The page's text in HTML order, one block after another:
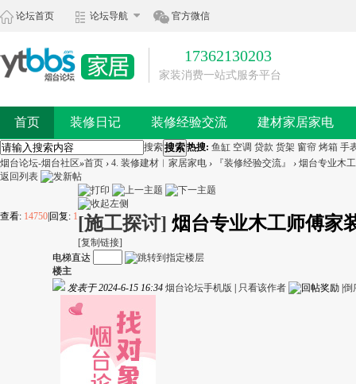
论坛首页 论坛导航 官方微信
17362130203
家装消费一站式服务平台
首页 装修日记 装修经验交流 建材家居家电
搜索搜索热搜: 鱼缸 空调 贷款 货架 窗帘 烤箱 手
烟台论坛-烟台社区»首页 › 4. 装修建材︱家居家电 › 『装修经验交流』 › 烟台专业木
返回列表
查看: 14750 回复: 1[施工探讨] 烟台专业木工师傅家
[复制链接]
电梯直达
楼主
发表于 2024-6-15 16:34 烟台论坛手机版 只看该作者 倒